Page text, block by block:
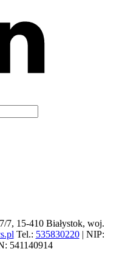
7, 15-410 Białystok, woj.
Tel.: 535830220| NIP:
541140914